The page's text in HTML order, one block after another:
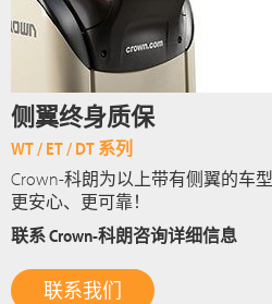
侧翼终身质保
WT / ET / DT 系列
Crown-科朗为以上带有侧翼的车
更安心、更可靠！
联系 Crown-科朗咨询详细信息
联系我们